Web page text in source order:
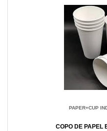
PAPER+CUP
COPO DE PAPEL